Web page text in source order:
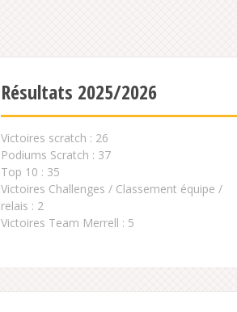
Résultats 2025/2026
Victoires scratch : 26
Podiums Scratch : 37
Top 10 : 35
Victoires Challenges / Classement équipe /
relais : 2
Victoires Team Merrell : 5